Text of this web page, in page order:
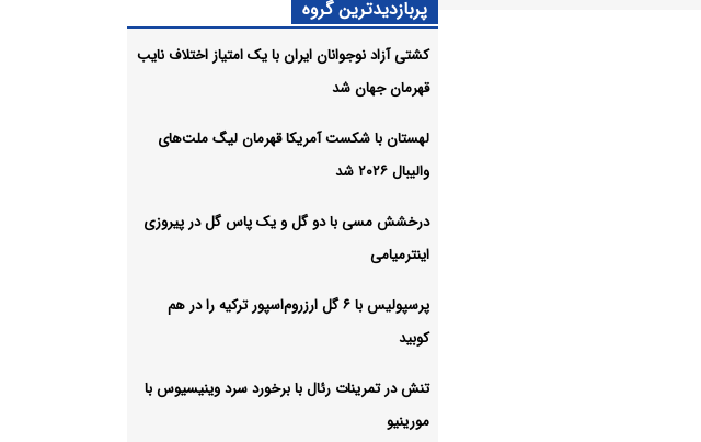
پربازدیدترین گروه
کشتی آزاد نوجوانان ایران با یک امتیاز اختلاف نایب
قهرمان جهان شد
لهستان با شکست آمریکا قهرمان لیگ ملت‌های
والیبال ۲۰۲۶ شد
درخشش مسی با دو گل و یک پاس گل در پیروزی
اینترمیامی
پرسپولیس با ۶ گل ارزروم‌اسپور ترکیه را در هم
کوبید
تنش در تمرینات رئال با برخورد سرد وینیسیوس با
مورینیو